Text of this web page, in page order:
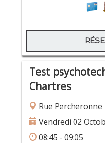
Test
Chartres
Rue Percheronne
Vendredi 02
08:45 - 09:05